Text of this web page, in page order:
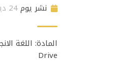
نشر يوم24 ديسمبر، 2024
Drive